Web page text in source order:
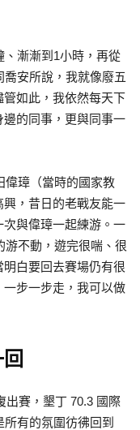
、漸漸到1小時，再從
安所說，我就像廢五
如此，我依然每天下
的同事，更與同事一
偉璋（當時的國家教
，昔日的老戰友能一
與偉璋一起練游。一
游不動，遊完很喘、很
白要回去賽場仍有很
步一步走，我可以做
出賽，墾丁 70.3 國際
有的氛圍彷彿回到